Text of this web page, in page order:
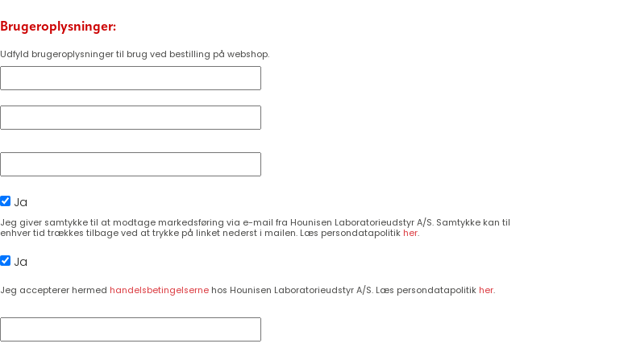
Brugeroplysninger:
Udfyld brugeroplysninger til brug ved bestilling på webshop.
Ja
Jeg giver samtykke til at modtage markedsføring via e-mail fra Hounisen Laboratorieudstyr A/S. Samtykke kan til
enhver tid trækkes tilbage ved at trykke på linket nederst i mailen. Læs persondatapolitik her.
Ja
Jeg accepterer hermed handelsbetingelsernehos Hounisen Laboratorieudstyr A/S. Læs persondatapolitik her.